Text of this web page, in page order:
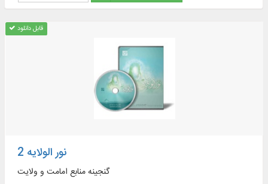
قابل دانلود
نور الولایه 2
گنجینه منابع امامت و ولایت